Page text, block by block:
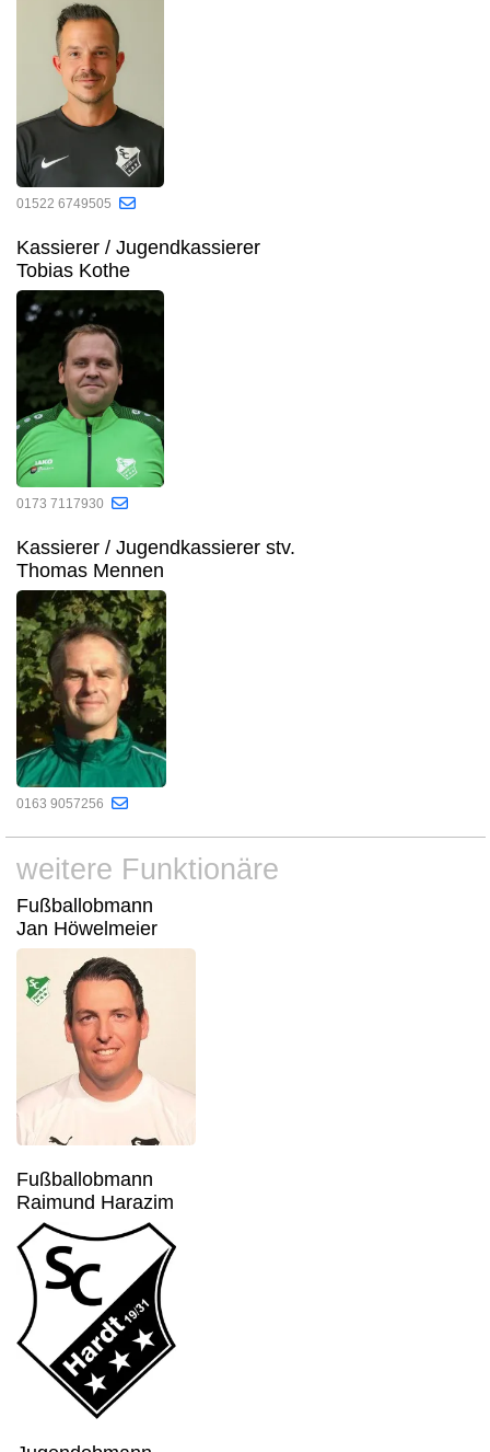
01522 6749505
Kassierer / Jugendkassierer
Tobias Kothe
0173 7117930
Kassierer / Jugendkassierer stv.
Thomas Mennen
0163 9057256
weitere Funktionäre
Fußballobmann
Jan Höwelmeier
Fußballobmann
Raimund Harazim